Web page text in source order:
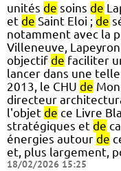
unités de soins de
et de Saint Eloi ; de
notamment avec la
Villeneuve,
objectif de faciliter
lancer dans une
2013, le CHU de
directeur
l'objet de ce Livre
stratégiques et de
énergies autour de
et, plus largement,
18/02/2026 15:25